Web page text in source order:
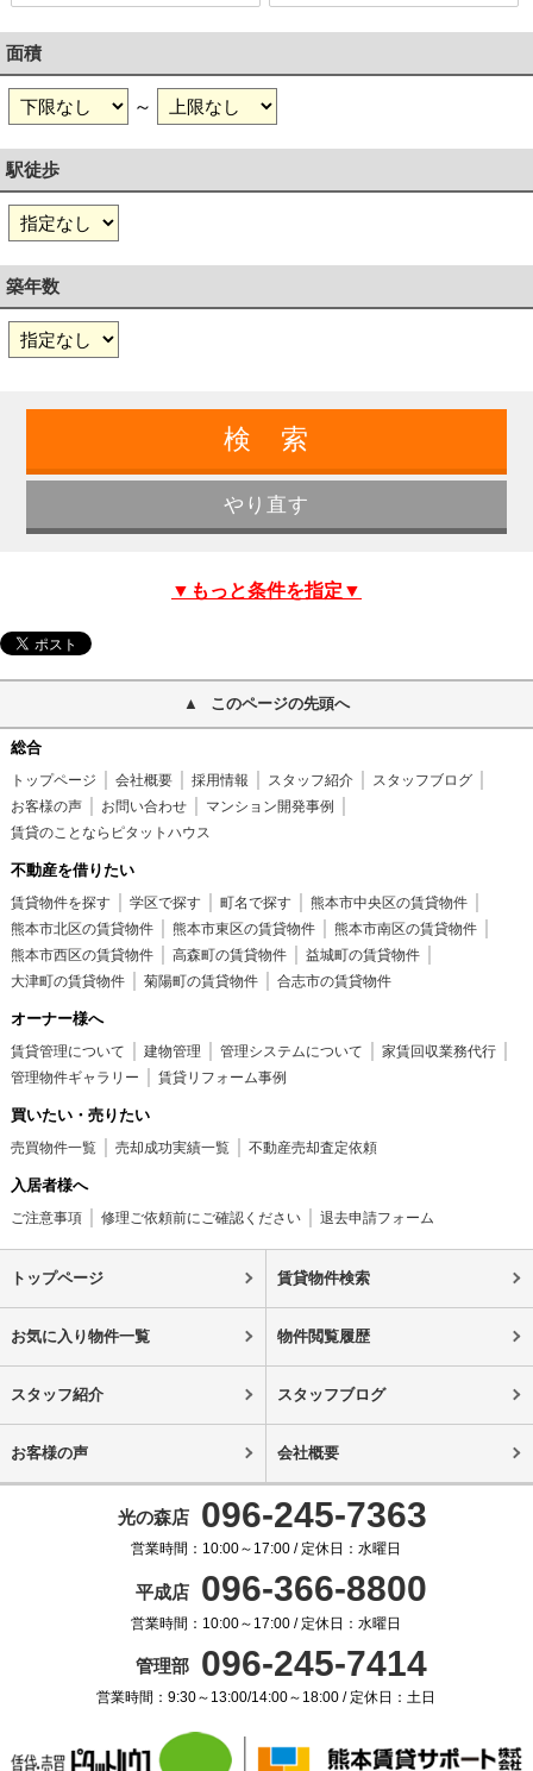
面積
～
駅徒歩
築年数
▼もっと条件を指定▼
このページの先頭へ
総合
トップページ 会社概要 採用情報 スタッフ紹介
スタッフブログ
お客様の声
お問い合わせ
マンション開発事例
賃貸のことならピタットハウス
不動産を借りたい
賃貸物件を探す 学区で探す 町名で探す
熊本市中央区の賃貸物件
熊本市北区の賃貸物件
熊本市東区の賃貸物件
熊本市南区の賃貸物件
熊本市西区の賃貸物件
高森町の賃貸物件
益城町の賃貸物件
大津町の賃貸物件
菊陽町の賃貸物件 合志市の賃貸物件
オーナー様へ
賃貸管理について 建物管理 管理システムについて
家賃回収業務代行
管理物件ギャラリー
賃貸リフォーム事例
買いたい・売りたい
売買物件一覧 売却成功実績一覧 不動産売却査定依頼
入居者様へ
ご注意事項 修理ご依頼前にご確認ください 退去申請フォーム
トップページ 賃貸物件検索
お気に入り物件一覧 物件閲覧履歴
スタッフ紹介 スタッフブログ
お客様の声 会社概要
光の森店 096-245-7363
営業時間：10:00～17:00 / 定休日：水曜日
平成店 096-366-8800
営業時間：10:00～17:00 / 定休日：水曜日
管理部 096-245-7414
営業時間：9:30～13:00/14:00～18:00 / 定休日：土日